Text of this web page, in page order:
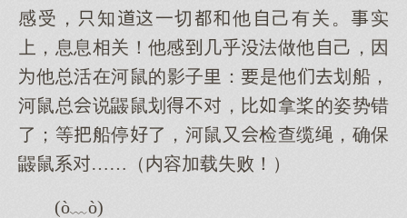
感受，知一切他己有关。实
，息息相关！他感几乎法做他己，因
他总活在河鼠的影子：是他划船，
河鼠总说鼹鼠划不，比拿桨的姿势错
了；等船停了，河鼠又检查缆绳，确保
鼹鼠系……（内容加载失败！）
(ò﹏ò)